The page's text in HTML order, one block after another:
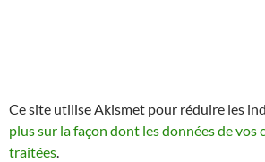
Ce site utilise Akismet pour réduire les
plus sur la façon dont les données de vos
traitées